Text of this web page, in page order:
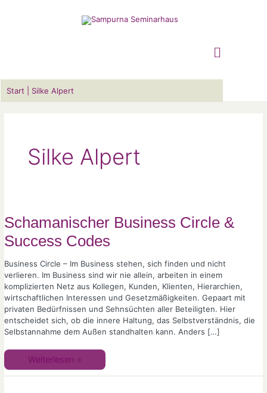
Start Silke Alpert
Silke Alpert
Schamanischer Business Circle &
Success Codes
Business Circle – Im Business stehen, sich finden und nicht
verlieren. Im Business sind wir nie allein, arbeiten in einem
komplizierten Netz aus Kollegen, Kunden, Klienten, Hierarchien,
wirtschaftlichen Interessen und Gesetzmäßigkeiten. Gepaart mit
privaten Bedürfnissen und Sehnsüchten aller Beteiligten. Hier
entscheidet sich, ob die innere Haltung, das Selbstverständnis, die
Selbstannahme dem Außen standhalten kann. Anders […]
Success
Weiterlesen »
!ABGESAGT!